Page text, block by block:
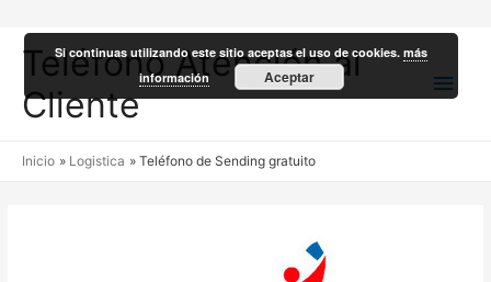
Teléfono Atención al
Cliente
Inicio Logistica Teléfono de Sending gratuito
Si continuas utilizando este sitio aceptas el uso de cookies.más
información
Aceptar